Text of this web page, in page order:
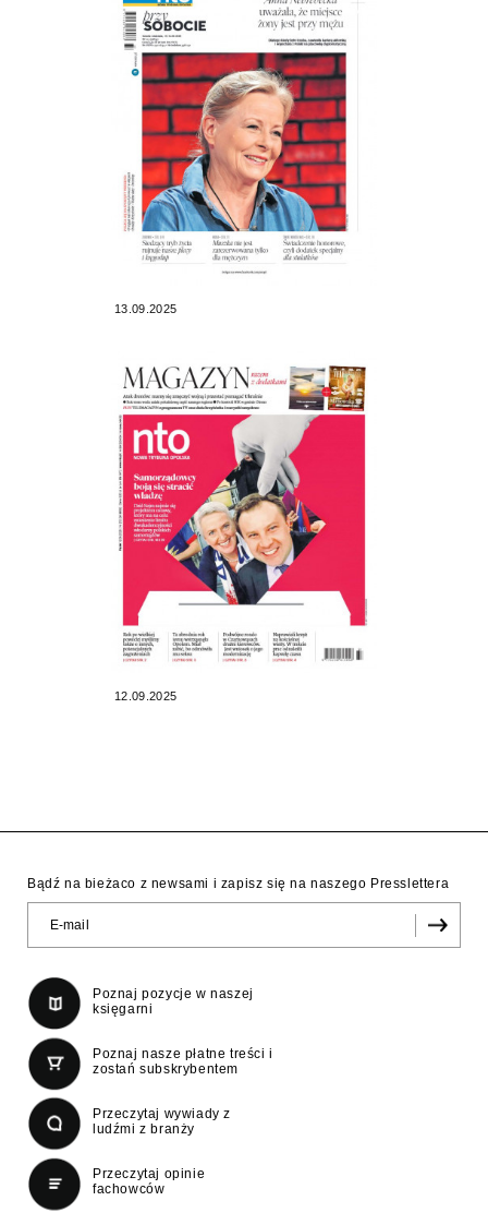
13.09.2025
12.09.2025
Bądź na bieżaco z newsami i zapisz się na naszego Presslettera
Poznaj pozycje w naszej
księgarni
Poznaj nasze płatne treści i
zostań subskrybentem
Przeczytaj wywiady z
ludźmi z branży
Przeczytaj opinie
fachowców